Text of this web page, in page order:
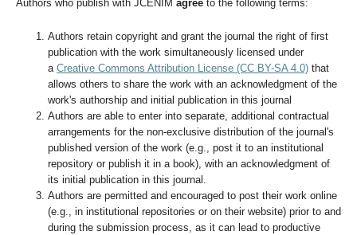
Authors who publish with JCENIM agreeto the following terms:
Authors retain copyright and grant the journal the right of first
publication with the work simultaneously licensed under
a Creative Commons Attribution License (CC BY-SA 4.0)that
allows others to share the work with an acknowledgment of the
work's authorship and initial publication in this journal
Authors are able to enter into separate, additional contractual
arrangements for the non-exclusive distribution of the journal's
published version of the work (e.g., post it to an institutional
repository or publish it in a book), with an acknowledgment of
its initial publication in this journal.
Authors are permitted and encouraged to post their work online
(e.g., in institutional repositories or on their website) prior to and
during the submission process, as it can lead to productive